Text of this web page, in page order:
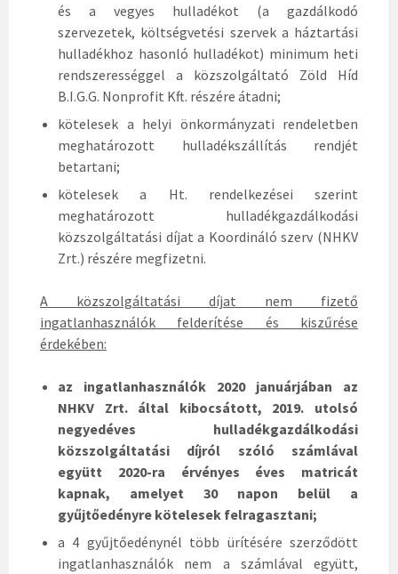
és a vegyes hulladékot (a gazdálkodó
szervezetek, költségvetési szervek a háztartási
hulladékhoz hasonló hulladékot) minimum heti
rendszerességgel a közszolgáltató Zöld Híd
B.I.G.G. Nonprofit Kft. részére átadni;
kötelesek a helyi önkormányzati rendeletben
meghatározott hulladékszállítás rendjét
betartani;
kötelesek a Ht. rendelkezései szerint
meghatározott hulladékgazdálkodási
közszolgáltatási díjat a Koordináló szerv (NHKV
Zrt.) részére megfizetni.
A közszolgáltatási díjat nem fizető
ingatlanhasználók felderítése és kiszűrése
érdekében:
az ingatlanhasználók 2020 januárjában az
NHKV Zrt. által kibocsátott, 2019. utolsó
negyedéves hulladékgazdálkodási
közszolgáltatási díjról szóló számlával
együtt 2020-ra érvényes éves matricát
kapnak, amelyet 30 napon belül a
gyűjtőedényre kötelesek felragasztani;
a 4 gyűjtőedénynél több ürítésére szerződött
ingatlanhasználók nem a számlával együtt,